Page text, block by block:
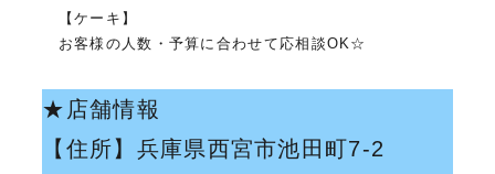
【ケーキ】
お客様の人数・予算に合わせて応相談OK☆
★店舗情報
【住所】 兵庫県西宮市池田町7-2